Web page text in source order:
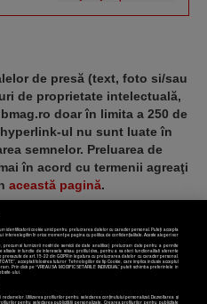
de presă (text, foto si/sau
de proprietate intelectuală,
doar în limita a 250 de
ul nu sunt luate în
semnelor. Preluarea de
în acord cu termenii agreaţi
această pagină.
Cookies Contact
S.A.
identificatorii cookie unici pentru prelucrarea datelor cu caracter personal. Puteți accepta
interes legitim în orice moment pe pagina cu politica de confidențialitate. Aceste alegeri vor
si furnizorii nostri de servicii de date analitice) prelucram date pentru a permite
in functie de interesele si/sau profilul dvs., pentru a va oferi functionalitati aferente
de art. 15-22 din GDPR in legatura cu prelucrarea datelor cu caracter personal.
TOATE”, acceptati folosirea tuturor Tehnologiilor de tip Cookie, care implica inclusiv acceptul
Prin click pe “VREAU SA MODIFIC SETARILE INDIVIDUAL” puteti schimba preferintele in
ului.
Utilizarea profilurilor pentru selectarea conținutului personalizat. Dezvoltarea și
pentru selectarea publicității personalizate. Crearea profilurilor pentru publicitate